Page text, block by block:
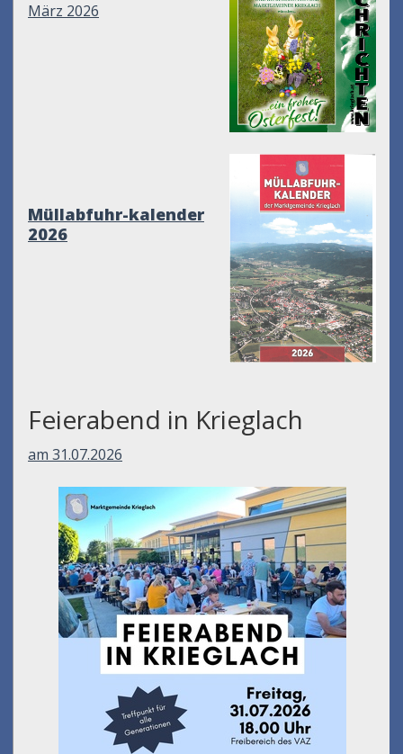
März 2026
Müllabfuhr-kalender
2026
Feierabend in Krieglach
am 31.07.2026